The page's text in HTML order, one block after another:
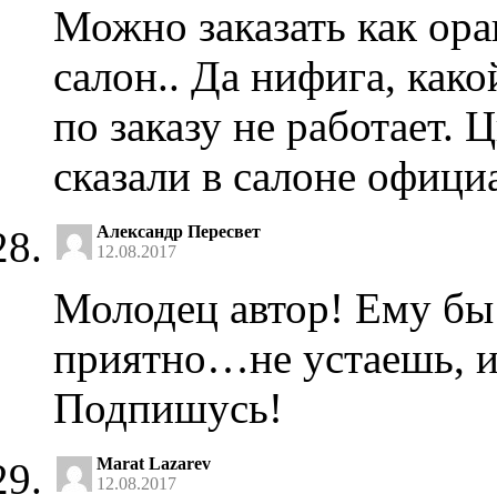
Можно заказать как
салон.. Да нифига,
по заказу не работает.
сказали в салоне
Александр Пересвет
12.08.2017
Молодец автор! Ему
приятно…не устаешь,
Подпишусь!
Marat Lazarev
12.08.2017